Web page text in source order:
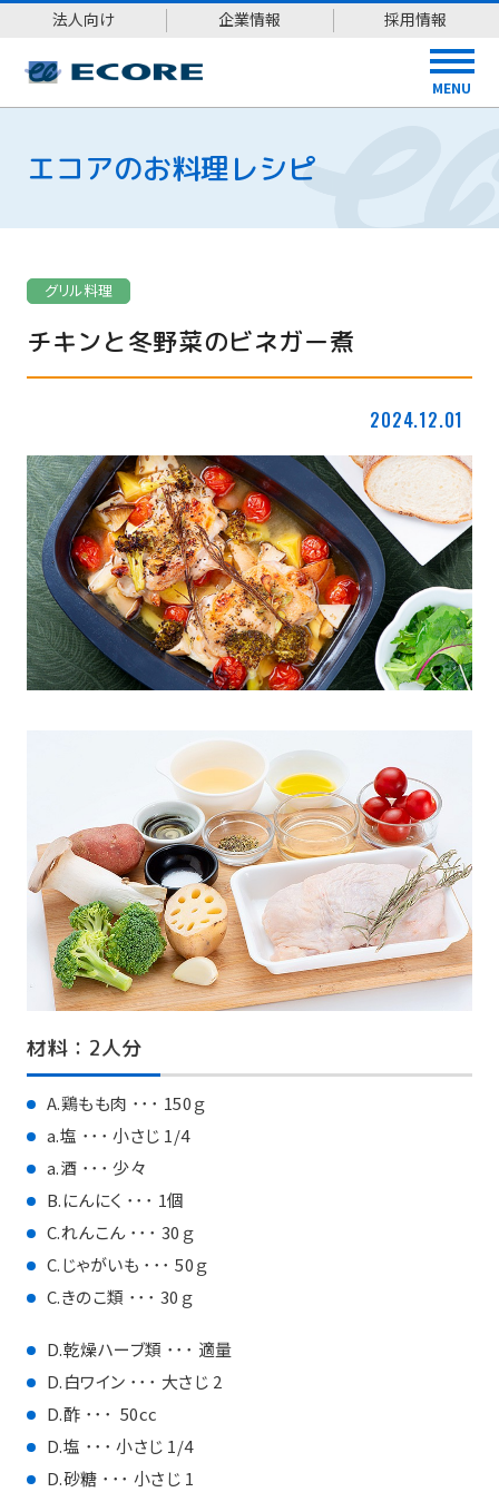
法人向け 企業情報 採用情報
MENU
エコアのお料理レシピ
グリル料理
チキンと冬野菜のビネガー煮
2024.12.01
材料：2人分
A.鶏もも肉 ･･･ 150ｇ
a.塩 ･･･ 小さじ 1/4
a.酒 ･･･ 少々
B.にんにく ･･･ 1個
C.れんこん ･･･ 30ｇ
C.じゃがいも ･･･ 50ｇ
C.きのこ類 ･･･ 30ｇ
D.乾燥ハーブ類 ･･･ 適量
D.白ワイン ･･･ 大さじ 2
D.酢 ･･･ 50cc
D.塩 ･･･ 小さじ 1/4
D.砂糖 ･･･ 小さじ 1